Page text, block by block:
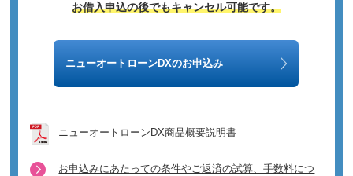
お借入申込の後でもキャンセル可能です。
ニューオートローンDXのお申込み
ニューオートローンDX商品概要説明書
お申込みにあたっての条件やご返済の試算、手数料につ